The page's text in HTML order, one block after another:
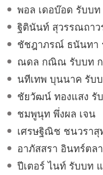
พอล เดอบ๊อด รับบ
ฐิตินันท์ สุวรรณถา
ชัชฎาภรณ์ ธนันทา
ณดล กณิณ รับบท ก
นทีเทพ บุนนาค รับ
ชัยวัฒน์ ทองแสง รั
ชมพูนุท พึ่งผล เจน
เศรษฐิณิช ชนวราสุ
อาภัสสรา อินทร์ต
ปีเตอร์ ไนท์ รับบท